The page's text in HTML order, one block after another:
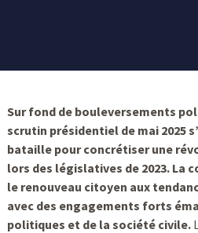
Sur fond de bouleversements
scrutin présidentiel de mai 2025
bataille pour concrétiser une
lors des législatives de 2023. La
le renouveau citoyen aux
avec des engagements forts
politiques et de la société civile.